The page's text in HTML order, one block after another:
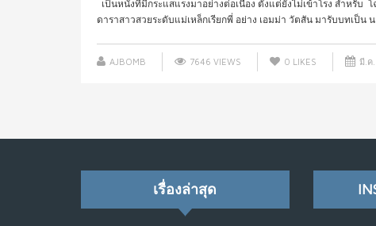
เป็นหนังที่มีกระแสแรงมาอย่างต่อเนื่อง ตั้งแต่ยังไม่เข้าโรง สำหรับ
ดาราสาวสวยระดับแม่เหล็กเรียกพี่ อย่าง เอมม่า วัตสัน มารับบทเป็น นา
AJBOMB 7646 VIEWS 0 LIKES มี.ค.
เรื่องล่าสุด